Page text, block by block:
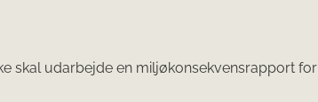
skal udarbejde en miljøkonsekvensrapport for